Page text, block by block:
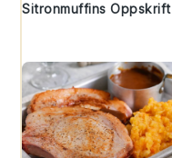
Sitronmuffins Oppskrift